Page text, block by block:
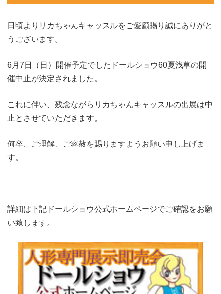
日頃よりリカちゃんキャッスルをご愛顧賜り誠にありがと
うございます。
6月7日（日）開催予定でしたドールショウ60夏浅草の開
催中止が決定されました。
これに伴い、残念ながらリカちゃんキャッスルの出展は中
止とさせていただきます。
何卒、ご理解、ご容赦を賜りますようお願い申し上げま
す。
詳細は下記ドールショウ公式ホームページでご確認をお願
い致します。